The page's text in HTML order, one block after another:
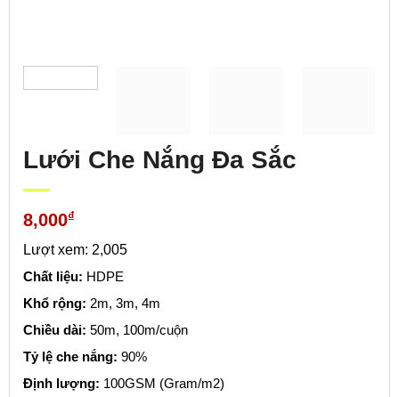
Lưới Che Nắng Đa Sắc
8,000₫
Lượt xem: 2,005
Chất liệu: HDPE
Khổ rộng: 2m, 3m, 4m
Chiều dài: 50m, 100m/cuộn
Tỷ lệ che nắng: 90%
Định lượng: 100GSM (Gram/m2)